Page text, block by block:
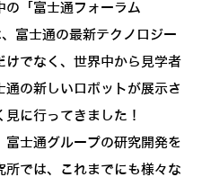
の「富士通フォーラム
富士通の最新テクノロジー
けでなく、世界中から見学者
の新しいロボットが展示さ
に行ってきました！
富士通グループの研究開発を
では、これまでにも様々な